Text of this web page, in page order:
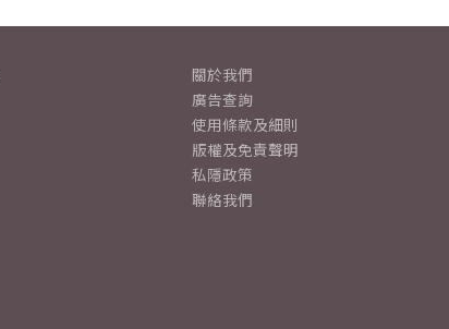
關於我們
廣告查詢
使用條款及細則
版權及免責聲明
私隱政策
聯絡我們